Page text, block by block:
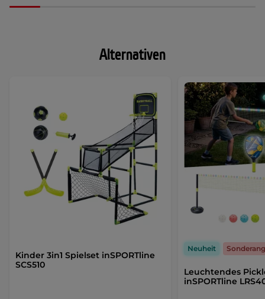
Alternativen
Kinder 3in1 Spielset inSPORTline
SCS510
Leuchtendes
inSPORTline
Neuheit